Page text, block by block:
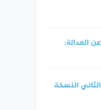
العدالة:
النسخة